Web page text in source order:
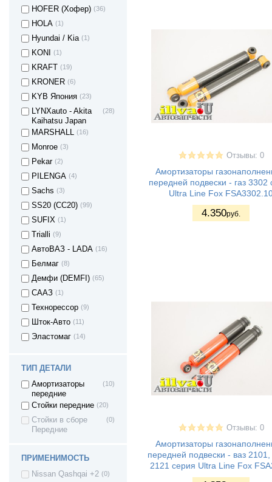
HOFER (Хофер) (36)
HOLA (1)
Hyundai / Kia (1)
KONI (1)
KRAFT (19)
KRONER (6)
KYB Япония (23)
LYNXauto - Akita
Kaihatsu Japan
(28)
MARSHALL (16)
Monroe (3)
Pekar (2)
PILENGA (4)
Sachs (3)
SS20 (СС20) (99)
SUFIX (1)
Trialli (9)
АвтоВАЗ - LADA (16)
Белмаг (8)
Демфи (DEMFI) (65)
СААЗ (1)
Технорессор (9)
Шток-Авто (11)
Эластомаг (14)
ТИП ДЕТАЛИ
Амортизаторы
передние
(10)
Стойки передние (20)
Стойки в сборе
Передние
(0)
ПРИМЕНИМОСТЬ
Nissan Qashqai +2 (0)
Отзывы: 0
Амортизаторы
передней подвески - газ 3302
Ultra Line Fox
4.350руб.
Отзывы: 0
Амортизаторы
передней подвески - ваз 2101,
2121 серия Ultra Line Fox